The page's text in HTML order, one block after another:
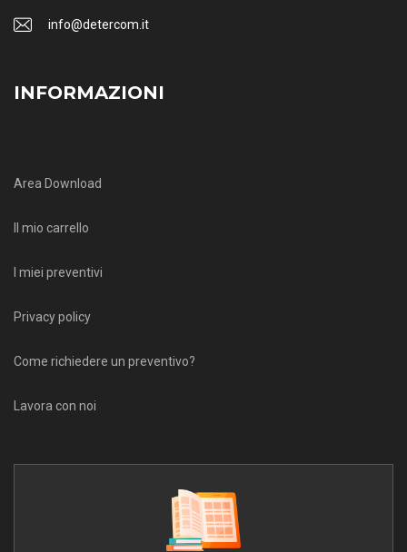
info@detercom.it
INFORMAZIONI
Area Download
Il mio carrello
I miei preventivi
Privacy policy
Come richiedere un preventivo?
Lavora con noi